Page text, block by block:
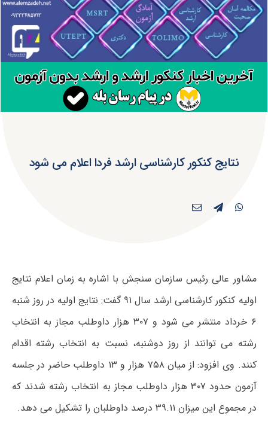
نتایج کنکور کارشناسی ارشد فردا اعلام می شود
مشاور عالی رئیس سازمان سنجش با اشاره به زمان اعلام نتایج
اولیه کنکور کارشناسی ارشد سال ۹۱ گفت: نتایج اولیه در روز شنبه
۶ خرداد منتشر می شود و ۳۰۷ هزار داوطلب مجاز به انتخاب
رشته می توانند از روز دوشنبه، نسبت به انتخاب رشته اقدام
کنند. وی افزود: از میان ۷۵۸ هزار و ۱۳ داوطلب حاضر در جلسه
آزمون حدود ۳۰۷ هزار داوطلب مجاز به انتخاب رشته شدند که
در مجموع این میزان ۳۹.۱۱ درصد داوطلبان را تشکیل می دهد.